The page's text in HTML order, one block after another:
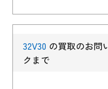
32V30 の買取のお問
クまで